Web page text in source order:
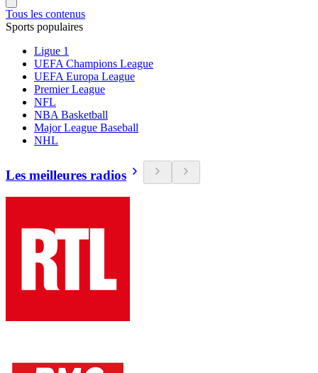
Tous les contenus
Sports populaires
Ligue 1
UEFA Champions League
UEFA Europa League
Premier League
NFL
NBA Basketball
Major League Baseball
NHL
Les meilleures radios